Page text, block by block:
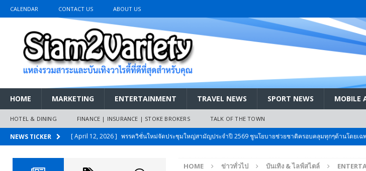
CALENDAR CONTACT US ABOUT US
HOME MARKETING ENTERTAINMENT TRAVEL NEWS SPORT NEWS MOBILE
HOTEL & DINING FINANCE | INSURANCE | STOKE BROKERS TALK OF THE TOWN
NEWS TICKER [ April 12, 2026 ] พรรควิชั่นใหม่จัดประชุมใหญ่สามัญประจำปี 2569 ชูนโยบายช่วยชาติครอบคลุมทุกๆด้านโดยเฉ
HOME ข่าวทั่วไป บันเทิง & ไลฟ์สไตล์